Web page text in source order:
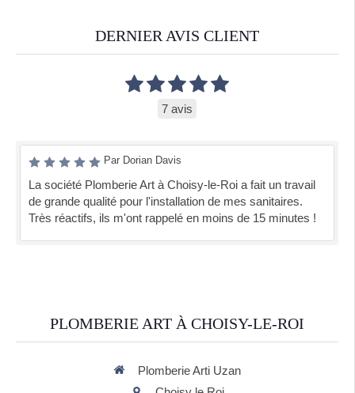
DERNIER AVIS CLIENT
7 avis
Par Dorian Davis
La société Plomberie Art à Choisy-le-Roi a fait un travail
de grande qualité pour l'installation de mes sanitaires.
Très réactifs, ils m'ont rappelé en moins de 15 minutes !
PLOMBERIE ART À CHOISY-LE-ROI
Plomberie Arti Uzan